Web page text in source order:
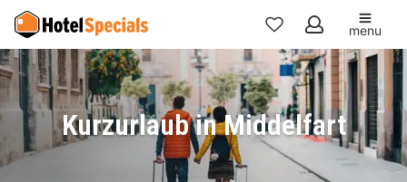
Meine
Favoriten
menu
Kurzurlaub in Middelfart